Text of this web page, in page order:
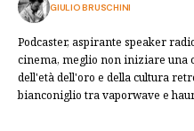
GIULIO BRUSCHINI
Podcaster, aspirante speaker
cinema, meglio non iniziare una
dell'età dell'oro e della cultura
bianconiglio tra vaporwave e